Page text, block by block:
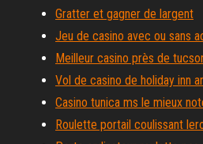
Gratter et gagner de largent
Jeu de casino avec ou sans
Meilleur casino près de
Vol de casino de holiday inn
Casino tunica ms le mieux
Roulette portail coulissant